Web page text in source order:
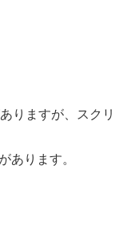
りますが、スクリ
あります。